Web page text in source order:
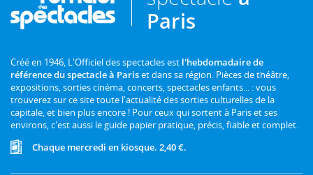
Paris
Créé en 1946, L'Officiel des spectacles est l'hebdomadaire de
référence du spectacle à Pariset dans sa région. Pièces de théâtre,
expositions, sorties cinéma, concerts, spectacles enfants... : vous
trouverez sur ce site toute l'actualité des sorties culturelles de la
capitale, et bien plus encore ! Pour ceux qui sortent à Paris et ses
environs, c'est aussi le guide papier pratique, précis, fiable et complet.
Chaque mercredi en kiosque. 2,40 €.